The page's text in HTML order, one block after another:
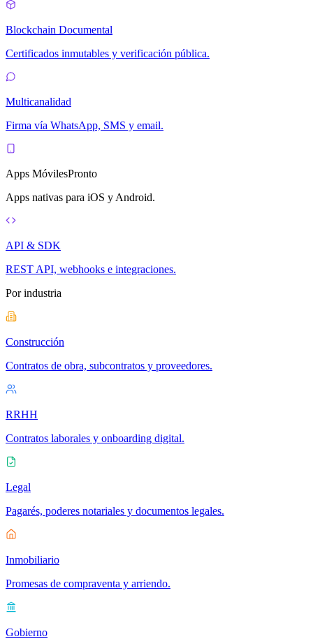
Blockchain Documental
Certificados inmutables y verificación pública.
Multicanalidad
Firma vía WhatsApp, SMS y email.
Apps MóvilesPronto
Apps nativas para iOS y Android.
API & SDK
REST API, webhooks e integraciones.
Por industria
Construcción
Contratos de obra, subcontratos y proveedores.
RRHH
Contratos laborales y onboarding digital.
Legal
Pagarés, poderes notariales y documentos legales.
Inmobiliario
Promesas de compraventa y arriendo.
Gobierno